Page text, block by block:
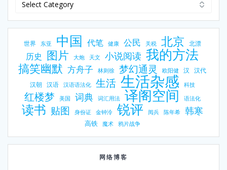
世界 东亚 中国 代笔 健康 公民 关税 北京 北漂
历史 图片 大炮 天文 小说阅读 我的方法
搞笑幽默 方舟子 林则徐 梦幻通灵 欧阳健 汉 汉代
汉朝 汉语 汉语语法化 生活 生活杂感 科技
红楼梦 美国 词典 词汇用法 译阁空间 语法化
读书 贴图 身份证 金钟泠 锐评 阅兵 陈年希 韩寒
高铁 魔术 鸦片战争
网络博客